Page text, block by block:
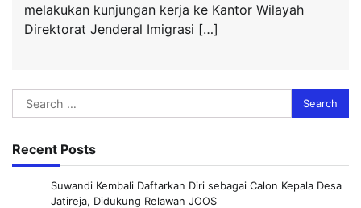
melakukan kunjungan kerja ke Kantor Wilayah
Direktorat Jenderal Imigrasi […]
Search
for:
Recent Posts
Suwandi Kembali Daftarkan Diri sebagai Calon Kepala Desa
Jatireja, Didukung Relawan JOOS